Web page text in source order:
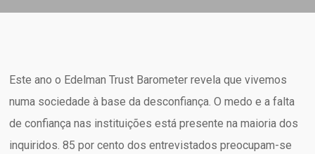
Este ano o Edelman Trust Barometer revela que vivemos
numa sociedade à base da desconfiança. O medo e a falta
de confiança nas instituições está presente na maioria dos
inquiridos. 85 por cento dos entrevistados preocupam-se